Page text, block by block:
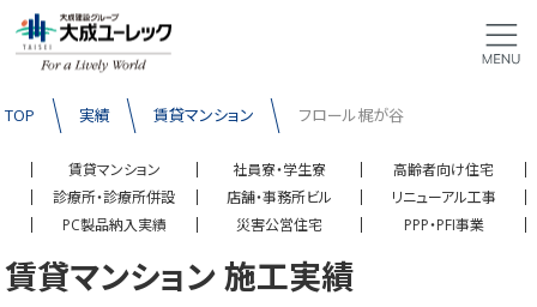
TOP 実績 賃貸マンション フロール梶が谷
賃貸マンション 社員寮・学生寮
高齢者向け住宅
診療所・診療所併設
店舗・事務所ビル
リニューアル工事
PC製品納入実績
災害公営住宅 PPP・PFI事業
賃貸マンション 施工実績